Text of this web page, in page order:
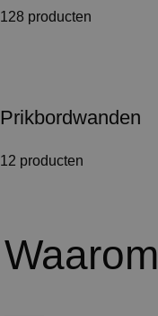
128 producten
Prikbordwanden
12 producten
Waarom